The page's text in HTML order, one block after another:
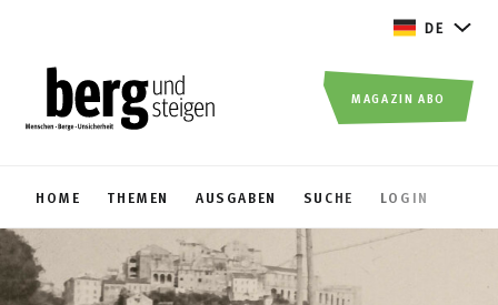
DE
HOME THEMEN AUSGABEN SUCHE LOGIN
MAGAZIN ABO